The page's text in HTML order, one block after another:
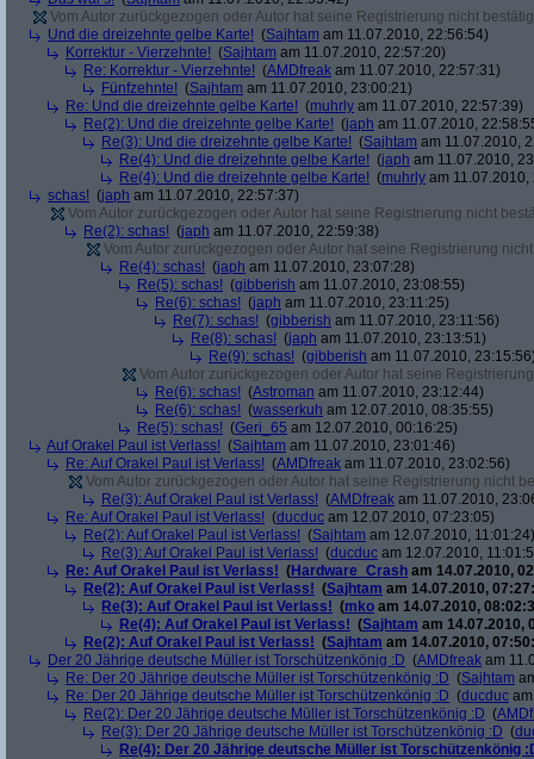
Vom Autor zurückgezogen oder Autor hat seine Registrierung nicht
Und die dreizehnte gelbe Karte! (Sajhtam am 11.07.2010, 22:56:54)
Korrektur - Vierzehnte! (Sajhtam am 11.07.2010, 22:57:20)
Re: Korrektur - Vierzehnte! (AMDfreak am 11.07.2010, 22:57:31)
Fünfzehnte! (Sajhtam am 11.07.2010, 23:00:21)
Re: Und die dreizehnte gelbe Karte! (muhrly am 11.07.2010, 22:57:39)
Re(2): Und die dreizehnte gelbe Karte! (japh am 11.07.2010,
Re(3): Und die dreizehnte gelbe Karte! (Sajhtam am 11.07.2010,
Re(4): Und die dreizehnte gelbe Karte! (japh am 11.07.2010,
Re(4): Und die dreizehnte gelbe Karte! (muhrly am 11.07.2010,
schas! (japh am 11.07.2010, 22:57:37)
Vom Autor zurückgezogen oder Autor hat seine Registrierung nicht
Re(2): schas! (japh am 11.07.2010, 22:59:38)
Vom Autor zurückgezogen oder Autor hat seine Registrierung
Re(4): schas! (japh am 11.07.2010, 23:07:28)
Re(5): schas! (gibberish am 11.07.2010, 23:08:55)
Re(6): schas! (japh am 11.07.2010, 23:11:25)
Re(7): schas! (gibberish am 11.07.2010, 23:11:56)
Re(8): schas! (japh am 11.07.2010, 23:13:51)
Re(9): schas! (gibberish am 11.07.2010,
Vom Autor zurückgezogen oder Autor hat seine
Re(6): schas! (Astroman am 11.07.2010, 23:12:44)
Re(6): schas! (wasserkuh am 12.07.2010, 08:35:55)
Re(5): schas! (Geri_65 am 12.07.2010, 00:16:25)
Auf Orakel Paul ist Verlass! (Sajhtam am 11.07.2010, 23:01:46)
Re: Auf Orakel Paul ist Verlass! (AMDfreak am 11.07.2010, 23:02:56)
Vom Autor zurückgezogen oder Autor hat seine Registrierung nicht
Re(3): Auf Orakel Paul ist Verlass! (AMDfreak am 11.07.2010,
Re: Auf Orakel Paul ist Verlass! (ducduc am 12.07.2010, 07:23:05)
Re(2): Auf Orakel Paul ist Verlass! (Sajhtam am 12.07.2010, 11:01:24)
Re(3): Auf Orakel Paul ist Verlass! (ducduc am 12.07.2010,
Re: Auf Orakel Paul ist Verlass! (Hardware_Crash am 14.07.2010,
Re(2): Auf Orakel Paul ist Verlass! (Sajhtam am 14.07.2010,
Re(3): Auf Orakel Paul ist Verlass! (mko am 14.07.2010,
Re(4): Auf Orakel Paul ist Verlass! (Sajhtam am 14.07.2010,
Re(2): Auf Orakel Paul ist Verlass! (Sajhtam am 14.07.2010,
Der 20 Jährige deutsche Müller ist Torschützenkönig :D (AMDfreak am
Re: Der 20 Jährige deutsche Müller ist Torschützenkönig :D (Sajhtam
Re: Der 20 Jährige deutsche Müller ist Torschützenkönig :D (ducduc
Re(2): Der 20 Jährige deutsche Müller ist Torschützenkönig :D (
Re(3): Der 20 Jährige deutsche Müller ist Torschützenkönig :D (
Re(4): Der 20 Jährige deutsche Müller ist Torschützenkönig